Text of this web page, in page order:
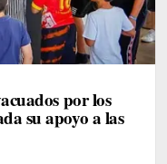
por los
su apoyo a las